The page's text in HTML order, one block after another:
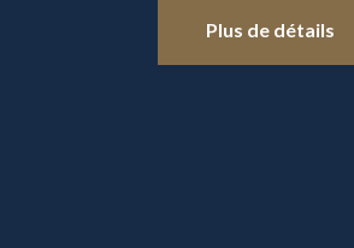
Plus de détails